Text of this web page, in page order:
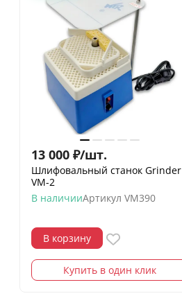
13 000 ₽/шт.
Шлифовальный станок Grinder
VM-2
В наличииАртикул VM390
В корзину
Купить в один клик